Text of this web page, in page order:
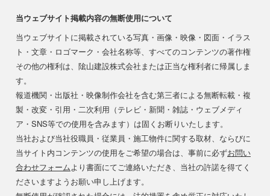
当ウェブサイト掲載内容の無断使用について
当ウェブサイトに掲載されている写真・画像・映像・図面・イラス
ト・文章・ロゴマーク・会社名称等、すべてのコンテンツの著作権
その他の権利は、隂山建設株式会社または正当な権利者に帰属しま
す。
報道機関・出版社・映像制作会社を含む第三者による無断転載・複
製・改変・引用・二次利用（テレビ・新聞・雑誌・ウェブメディ
ア・SNS等での使用を含みます）は固くお断りいたします。
当社および当社役職員・従業員・施工物件に関する取材、ならびに
当サイト内コンテンツの使用をご希望の場合は、事前に必ずお問い
合わせフォームより書面にてご連絡いただき、当社の許諾を得てく
ださいますようお願い申し上げます。